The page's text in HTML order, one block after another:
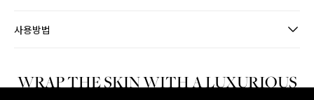
사용방법
WRAP THE SKIN WITH A LUXURIOUS